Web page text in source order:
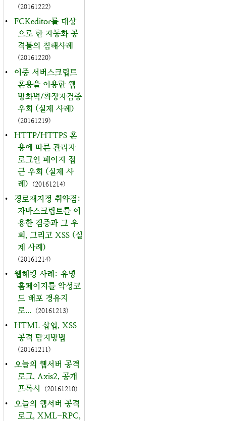
(20161222)
•
FCKeditor를 대상
으로 한 자동화 공
격툴의 침해사례
(20161220)
•
이중 서버스크립트
혼용을 이용한 웹
방화벽/확장자검증
우회 (실제 사례)
(20161219)
•
HTTP/HTTPS 혼
용에 따른 관리자
로그인 페이지 접
근 우회 (실제 사
례)
(20161214)
•
경로재지정 취약점:
자바스크립트를 이
용한 검증과 그 우
회, 그리고 XSS (실
제 사례)
(20161214)
•
웹해킹 사례: 유명
홈페이지를 악성코
드 배포 경유지
로...
(20161213)
•
HTML 삽입, XSS
공격 탐지방법
(20161211)
•
오늘의 웹서버 공격
로그, Axis2, 공개
프록시
(20161210)
•
오늘의 웹서버 공격
로그, XML-RPC,